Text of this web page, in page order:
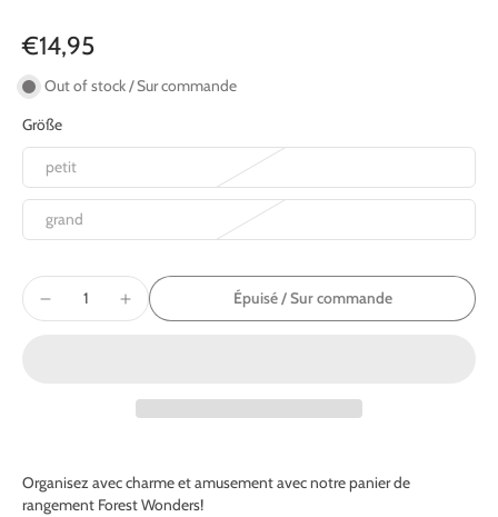
€14,95
Out of stock / Sur commande
Größe
petit
grand
Épuisé / Sur commande
Organisez avec charme et amusement avec notre panier de
rangement Forest Wonders!